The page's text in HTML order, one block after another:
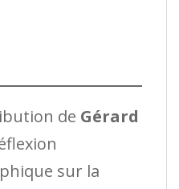
de Gérard
sur la